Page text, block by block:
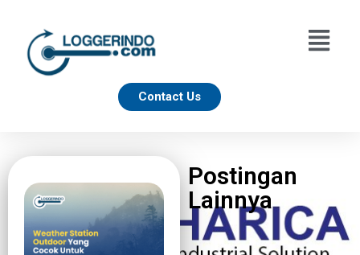
Contact Us
Postingan
Lainnya